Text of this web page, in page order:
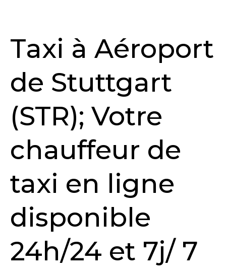
Taxi à Aéroport
de Stuttgart
(STR); Votre
chauffeur de
taxi en ligne
disponible
24h/24 et 7j/ 7